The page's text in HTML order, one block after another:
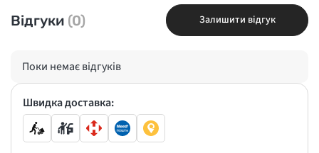
Відгуки (0) Залишити відгук
Поки немає відгуків
Швидка доставка: